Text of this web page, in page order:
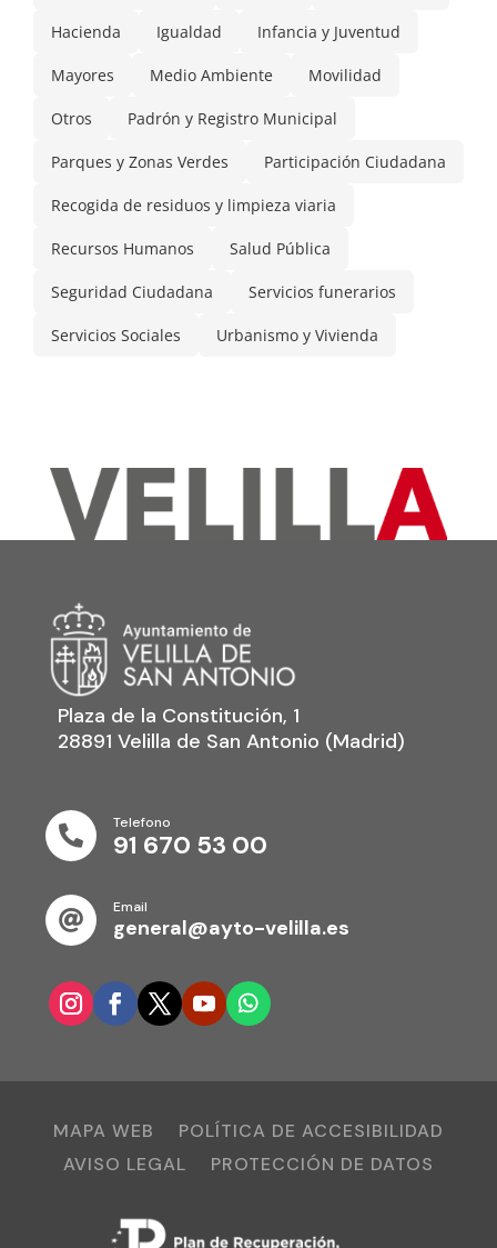
Hacienda Igualdad Infancia y Juventud
Mayores Medio Ambiente Movilidad
Otros Padrón y Registro Municipal
Parques y Zonas Verdes Participación Ciudadana
Recogida de residuos y limpieza viaria
Recursos Humanos Salud Pública
Seguridad Ciudadana Servicios funerarios
Servicios Sociales Urbanismo y Vivienda
Plaza de la Constitución, 1
28891 Velilla de San Antonio (Madrid)

Telefono
91 670 53 00

Email
general@ayto-velilla.es
MAPA WEB
POLÍTICA DE ACCESIBILIDAD
AVISO LEGAL
PROTECCIÓN DE DATOS